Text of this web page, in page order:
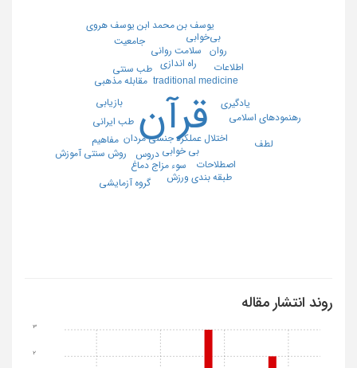
قرآن
traditional medicine
اختلال عملكرد جنسي مردان
بی خوابی
راه اندازی
سلامت روانی
سوء مزاج دماغ
طب ايراني
طب سنتی
طبقه بندي ورزش
مقابله مذهبی
يوسف بن محمد ابن يوسف هروي
یادگیری
اصطلاحات
اطلاعات
بازیابی
بی‌خوابی جامعیت
دروس
رهنمودهای اسلامی
روان
روش سنتى آموزش
گروه آزمایشی
لطف مفاهیم
روند انتشار مقاله
2
3